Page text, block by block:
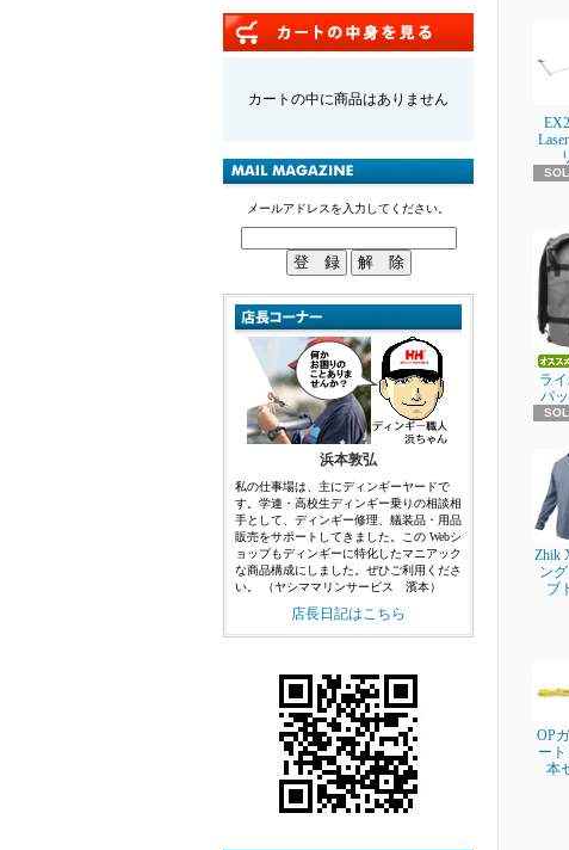
カートの中に商品はありません
メールアドレスを入力してください。
浜本敦弘
私の仕事場は、主にディンギーヤードで
す。学連・高校生ディンギー乗りの相談相
手として、ディンギー修理、艤装品・用品
販売をサポートしてきました。この Webシ
ョップもディンギーに特化したマニアック
な商品構成にしました。ぜひご利用くださ
い。 （ヤシママリンサービス 濱本）
店長日記はこちら
ラ
パ
Zhik
ン
ブ
OP
ー
本